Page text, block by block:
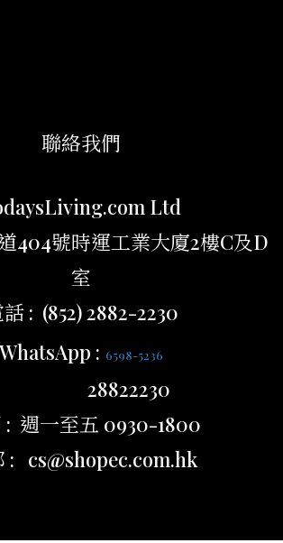
聯絡我們
Ltd
404號時運工業大廈2樓C及D
室
: (852) 2882-2230
WhatsApp : 6598-5236
: 週一至五 0930-1800
: cs@shopec.com.hk